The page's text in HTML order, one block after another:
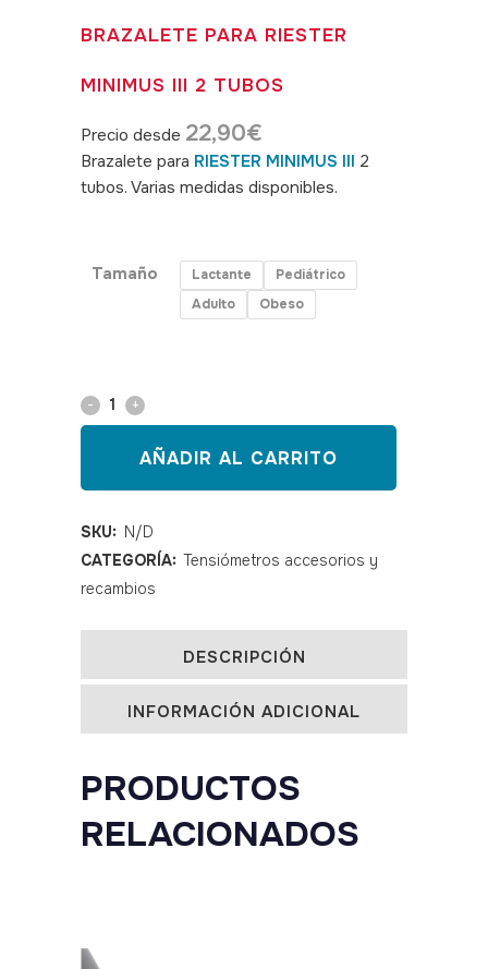
BRAZALETE PARA RIESTER
MINIMUS III 2 TUBOS
Precio desde 22,90€
Brazalete para RIESTER MINIMUS III 2
tubos. Varias medidas disponibles.
Tamaño Lactante
Pediátrico
Adulto
Obeso
Brazalete
RIESTER
MINIMUS
III
quantity
AÑADIR AL CARRITO
SKU: N/D
CATEGORÍA: Tensiómetros accesorios y
recambios
DESCRIPCIÓN
INFORMACIÓN ADICIONAL
PRODUCTOS
RELACIONADOS